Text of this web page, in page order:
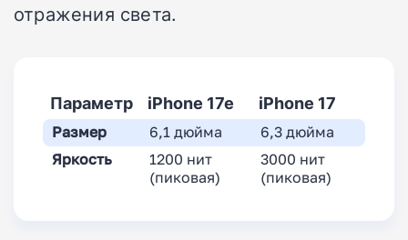
отражения света.
Параметр iPhone 17e iPhone 17
Размер 6,1 дюйма
6,3 дюйма
Яркость
1200 нит
(пиковая)
3000 нит
(пиковая)